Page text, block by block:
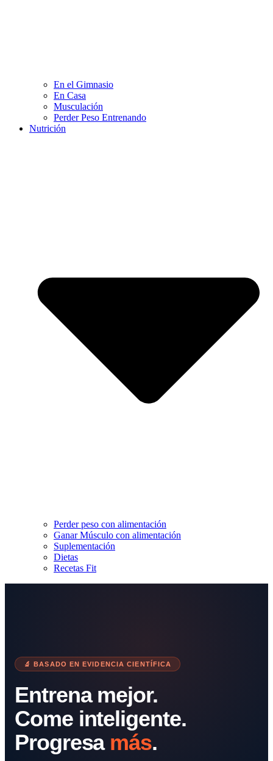
En el Gimnasio
En Casa
Musculación
Perder Peso Entrenando
Nutrición
Perder peso con alimentación
Ganar Músculo con alimentación
Suplementación
Dietas
Recetas Fit
🔬 BASADO EN EVIDENCIA CIENTÍFICA
Entrena mejor.
Come inteligente.
Progresa más.